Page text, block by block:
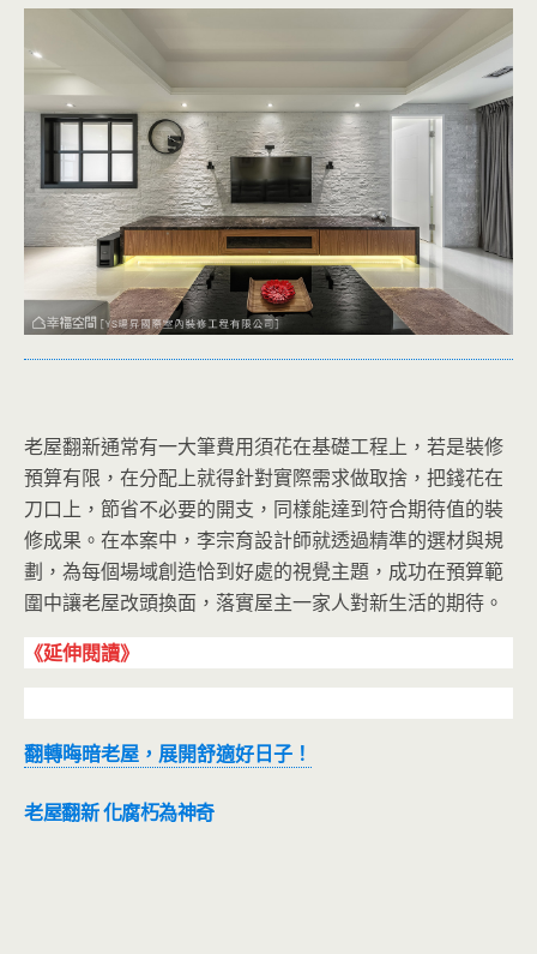
老屋翻新通常有一大筆費用須花在基礎工程上，若是裝修
預算有限，在分配上就得針對實際需求做取捨，把錢花在
刀口上，節省不必要的開支，同樣能達到符合期待值的裝
修成果。在本案中，李宗育設計師就透過精準的選材與規
劃，為每個場域創造恰到好處的視覺主題，成功在預算範
圍中讓老屋改頭換面，落實屋主一家人對新生活的期待。
《延伸閱讀》
翻轉晦暗老屋，展開舒適好日子！
老屋翻新 化腐朽為神奇